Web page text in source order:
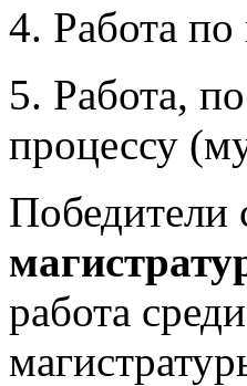
4. Работа
5. Работа,
процессу
Победители
работа